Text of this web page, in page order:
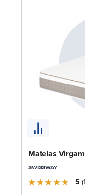
Matelas
SWISSWAY
5 1